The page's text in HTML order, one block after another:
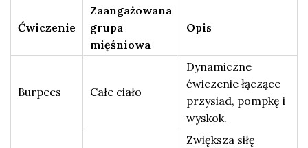
Ćwiczenie
Zaangażowana
grupa
mięśniowa
Opis
Burpees Całe ciało
Dynamiczne
ćwiczenie łączące
przysiad, pompkę i
wyskok.
Zwiększa siłę